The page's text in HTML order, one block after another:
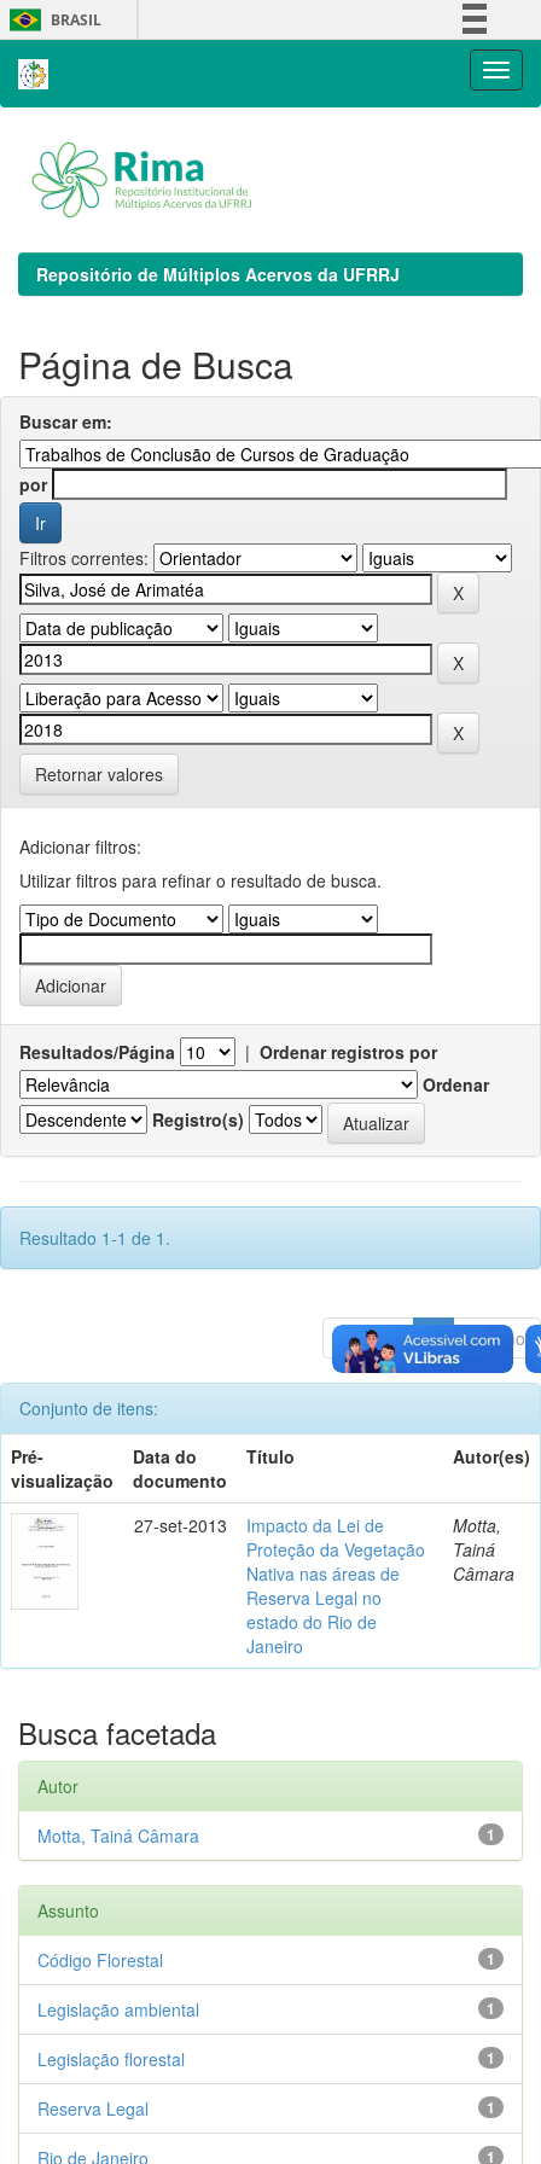
Skip
navigation
BRASIL
Repositório de Múltiplos Acervos da UFRRJ
Página de Busca
Buscar em:
por
Filtros correntes:
Retornar valores
Adicionar filtros:
Utilizar filtros para refinar o resultado de busca.
Resultados/Página | Ordenar registros por
Ordenar
Registro(s)
Resultado 1-1 de 1.
Anterior 1 Póximo
Conjunto de itens:
Pré-
visualização
Data do
documento
Título Autor(es)
27-set-2013
Impacto da Lei de
Proteção da Vegetação
Nativa nas áreas de
Reserva Legal no
estado do Rio de
Janeiro
Motta,
Tainá
Câmara
Busca facetada
Autor
1
Motta, Tainá Câmara
Assunto
1
Código Florestal
1
Legislação ambiental
1
Legislação florestal
1
Reserva Legal
1
Rio de Janeiro